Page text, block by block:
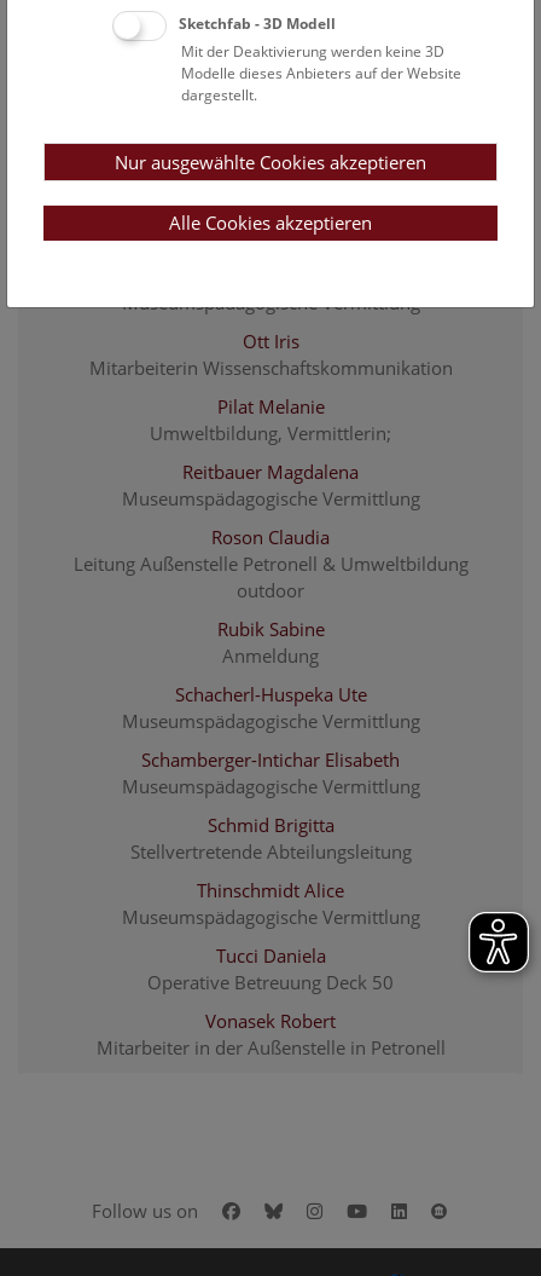
Mahmoud Kamelia
Museumspädagogische Vermittlung
Mair Agnes
Leitung freie Mitarbeiter*innen & Anmeldung
Matzi Manuela
Museumspädagogische Vermittlung
Müller Monika
Museumspädagogische Vermittlung
Museumspädagogische Vermittlung
Ott Iris
Mitarbeiterin Wissenschaftskommunikation
Pilat Melanie
Umweltbildung, Vermittlerin;
Reitbauer Magdalena
Museumspädagogische Vermittlung
Roson Claudia
Leitung Außenstelle Petronell & Umweltbildung
outdoor
Rubik Sabine
Anmeldung
Schacherl-Huspeka Ute
Museumspädagogische Vermittlung
Schamberger-Intichar Elisabeth
Museumspädagogische Vermittlung
Schmid Brigitta
Stellvertretende Abteilungsleitung
Thinschmidt Alice
Museumspädagogische Vermittlung
Tucci Daniela
Operative Betreuung Deck 50
Vonasek Robert
Mitarbeiter in der Außenstelle in Petronell
Follow us on Facebook
BlueskyInstagram
YoutubeLinkedIn
Sketchfab - 3D Modell
Mit der Deaktivierung werden keine 3D
Modelle dieses Anbieters auf der Website
dargestellt.
Nur ausgewählte Cookies akzeptieren
Alle Cookies akzeptieren